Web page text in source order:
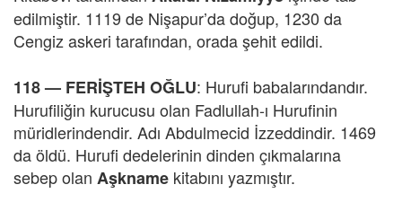
edilmiştir. 1119 de Nişapur’da doğup, 1230 da
Cengiz askeri tarafından, orada şehit edildi.
118 — FERİŞTEH OĞLU: Hurufi babalarındandır.
Hurufiliğin kurucusu olan Fadlullah-ı Hurufinin
müridlerindendir. Adı Abdulmecid İzzeddindir. 1469
da öldü. Hurufi dedelerinin dinden çıkmalarına
sebep olan Aşkname kitabını yazmıştır.